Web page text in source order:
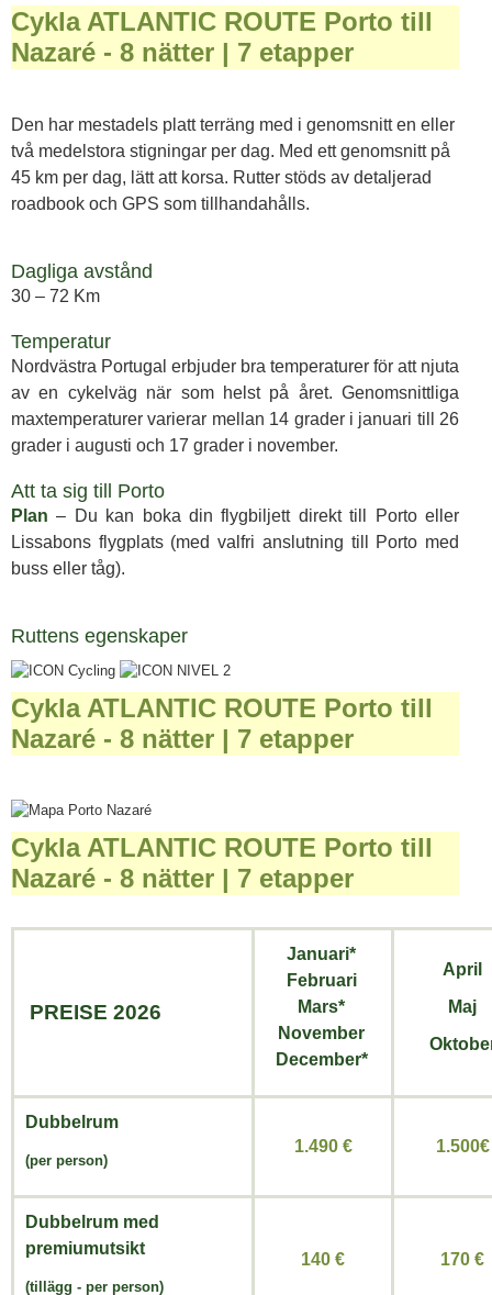
Cykla ATLANTIC ROUTE Porto till
Nazaré - 8 nätter | 7 etapper
Den har mestadels platt terräng med i genomsnitt en eller
två medelstora stigningar per dag. Med ett genomsnitt på
45 km per dag, lätt att korsa. Rutter stöds av detaljerad
roadbook och GPS som tillhandahålls.
Dagliga avstånd
30 – 72 Km
Temperatur
Nordvästra Portugal erbjuder bra temperaturer för att njuta
av en cykelväg när som helst på året. Genomsnittliga
maxtemperaturer varierar mellan 14 grader i januari till 26
grader i augusti och 17 grader i november.
Att ta sig till Porto
Plan – Du kan boka din flygbiljett direkt till Porto eller
Lissabons flygplats (med valfri anslutning till Porto med
buss eller tåg).
Ruttens egenskaper
Cykla ATLANTIC ROUTE Porto till
Nazaré - 8 nätter | 7 etapper
Cykla ATLANTIC ROUTE Porto till
Nazaré - 8 nätter | 7 etapper
PREISE 2026
Januari*
Februari
Mars*
November
December*
April
Maj
Dubbelrum
(per person)
1.490 € 1.500€
Dubbelrum med
premiumutsikt
(tillägg - per person)
140 € 170 €